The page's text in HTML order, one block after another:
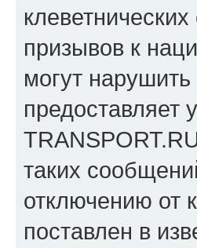
призывов к
могут
предоставляет
таких
отключению от
поставлен в